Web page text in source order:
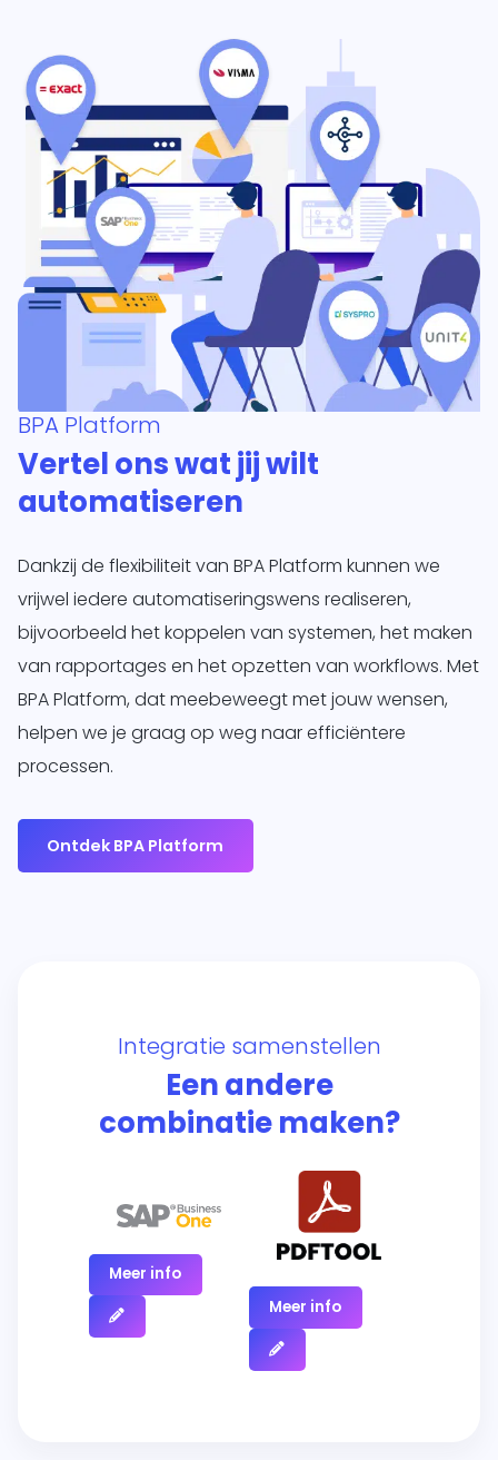
BPA Platform
Vertel ons wat jij wilt
automatiseren
Dankzij de flexibiliteit van BPA Platform kunnen we
vrijwel iedere automatiseringswens realiseren,
bijvoorbeeld het koppelen van systemen, het maken
van rapportages en het opzetten van workflows. Met
BPA Platform, dat meebeweegt met jouw wensen,
helpen we je graag op weg naar efficiëntere
processen.
Ontdek BPA Platform
Integratie samenstellen
Een andere
combinatie maken?
Meer info
Meer info